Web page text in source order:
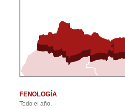
FENOLOGÍA
Todo el año.